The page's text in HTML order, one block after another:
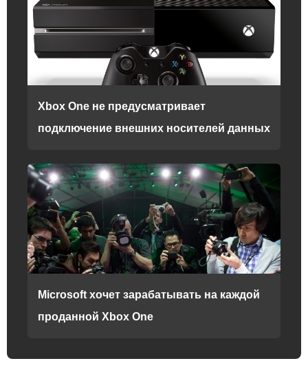
Xbox One не предусматривает
подключение внешних носителей данных
Microsoft хочет зарабатывать на каждой
проданной Xbox One